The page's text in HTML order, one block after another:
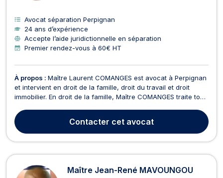
Avocat séparation Perpignan
24 ans d’expérience
Accepte l’aide juridictionnelle en séparation
Premier rendez-vous à 60€ HT
À propos : Maître Laurent COMANGES est avocat à Perpignan
et intervient en droit de la famille, droit du travail et droit
immobilier. En droit de la famille, Maître COMANGES traite tout
d'indivisions et liquidation de régime matrimonial, au partage
de succession entre ayants dr...
Contacter cet avocat
Maître Jean-René MAVOUNGOU